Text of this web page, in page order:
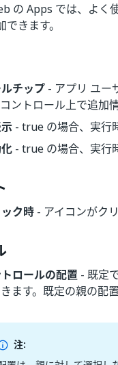
の Apps では、よく
きます。
チップ - アプリ ユー
ントロール上で追加
- true の場合、実行
- true の場合、実行
ク時 - アイコンがク
ロールの配置 - 既定
ます。既定の親の配
注: